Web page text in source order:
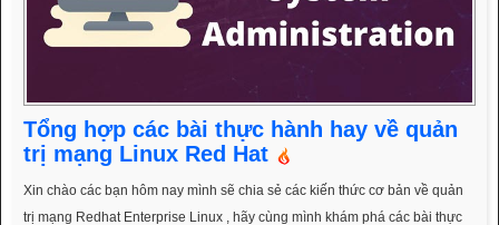
Tổng hợp các bài thực hành hay về quản
trị mạng Linux Red Hat
Xin chào các bạn hôm nay mình sẽ chia sẻ các kiến thức cơ bản về quản
trị mạng Redhat Enterprise Linux , hãy cùng mình khám phá các bài thực